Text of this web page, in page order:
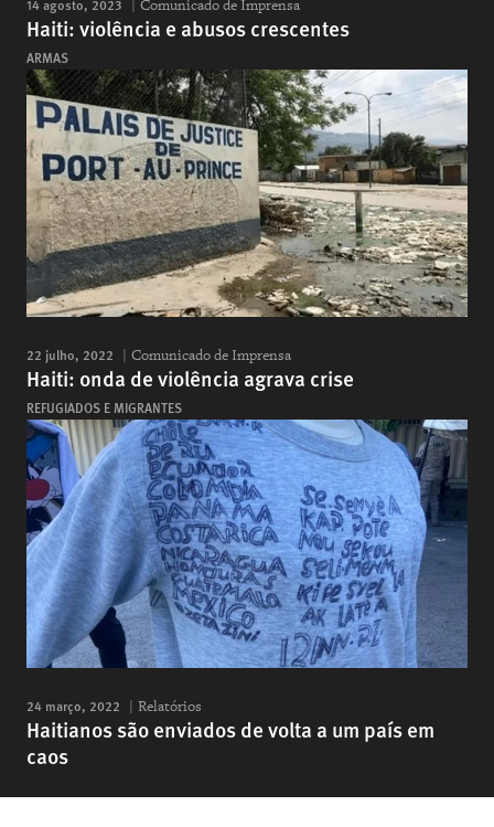
14 agosto, 2023 Comunicado de Imprensa
Haiti: violência e abusos crescentes
ARMAS
22 julho, 2022 Comunicado de Imprensa
Haiti: onda de violência agrava crise
REFUGIADOS E MIGRANTES
24 março, 2022 Relatórios
Haitianos são enviados de volta a um país em
caos